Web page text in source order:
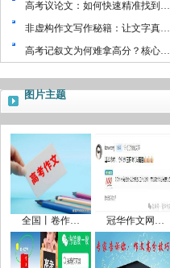
高考议论文：如何快速精准找到…
非虚构作文写作秘籍：让文字真…
高考记叙文为何难拿高分？核心…
图片主题
全国丨卷作… 冠华作文网…